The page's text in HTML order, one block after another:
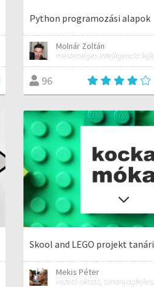
Python programozási alapok
Molnár Zoltán
mesterséges intelligencia
96
Skool and LEGO projekt
Mekis Péter
vezető oktató,